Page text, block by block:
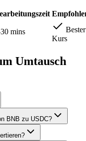
mins
Bester
Kurs
Umtausch
BNB zu USDC?